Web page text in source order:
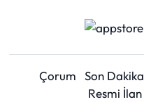
Çorum Son Dakika
Resmi İlan